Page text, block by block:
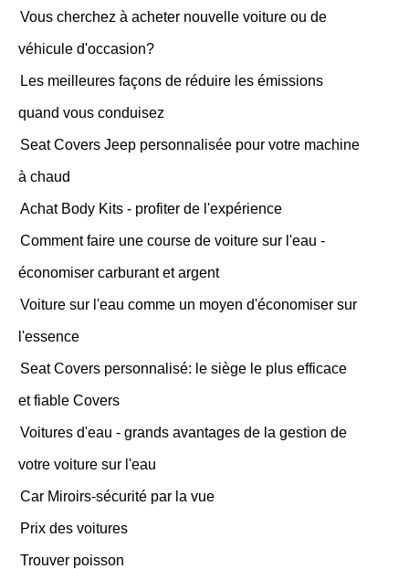
Vous cherchez à acheter nouvelle voiture ou de
véhicule d'occasion?
Les meilleures façons de réduire les émissions
quand vous conduisez
Seat Covers Jeep personnalisée pour votre machine
à chaud
Achat Body Kits - profiter de l'expérience
Comment faire une course de voiture sur l'eau -
économiser carburant et argent
Voiture sur l'eau comme un moyen d'économiser sur
l'essence
Seat Covers personnalisé: le siège le plus efficace
et fiable Covers
Voitures d'eau - grands avantages de la gestion de
votre voiture sur l'eau
Car Miroirs-sécurité par la vue
Prix ​​des voitures
Trouver poisson